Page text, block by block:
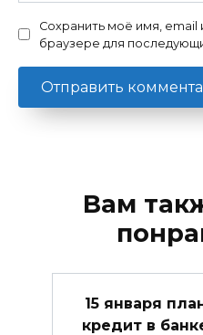
Сохранить моё имя, email
браузере для
Вам
15 января
кредит в